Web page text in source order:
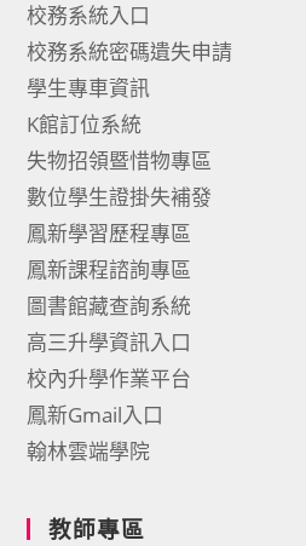
校務系統入口
校務系統密碼遺失申請
學生專車資訊
K館訂位系統
失物招領暨惜物專區
數位學生證掛失補發
鳳新學習歷程專區
鳳新課程諮詢專區
圖書館藏查詢系統
高三升學資訊入口
校內升學作業平台
鳳新Gmail入口
翰林雲端學院
教師專區